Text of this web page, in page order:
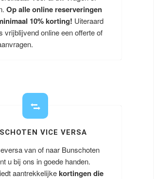
Op alle online reserveringen
10% korting! Uiteraard
vrijblijvend online een offerte of
VICE VERSA
van of naar Bunschoten
u bij ons in goede handen.
aantrekkelijkekortingen die